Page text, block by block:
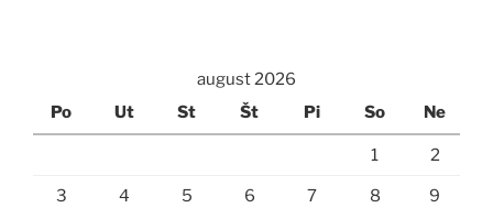
august 2026
Po
Ut St Št Pi So Ne
1 2
3 4 5 6 7 8 9